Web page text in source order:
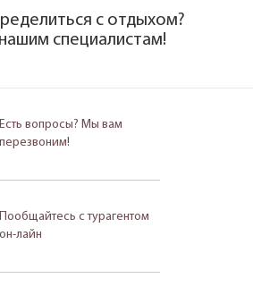
с отдыхом?
специалистам!
Есть вопросы? Мы вам
перезвоним!
Пообщайтесь с турагентом
он-лайн